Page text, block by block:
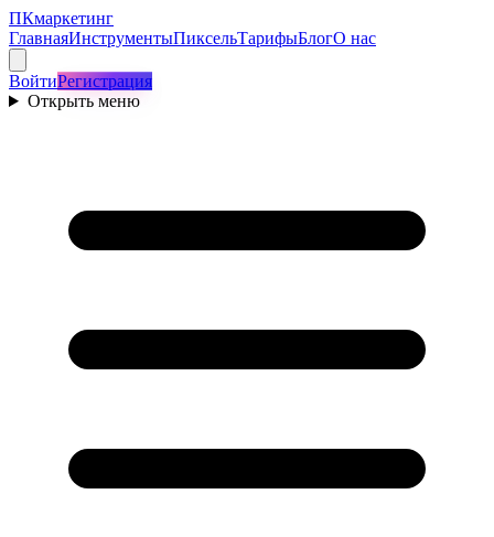
ПКмаркетинг
ГлавнаяИнструментыПиксельТарифыБлогО нас
ВойтиРегистрация
Открыть меню